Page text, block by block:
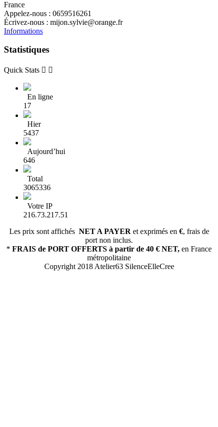
France
Appelez-nous : 0659516261
Écrivez-nous : mijon.sylvie@orange.fr
Informations
Statistiques
Quick Stats  
En ligne
17
Hier
5437
Aujourd’hui
646
Total
3065336
Votre IP
216.73.217.51
Les prix sont affichés NET A PAYER et exprimés en €, frais de
port non inclus.
* FRAIS de PORT OFFERTS à partir de 40 € NET, en France
métropolitaine
Copyright 2018 Atelier63 SilenceElleCree